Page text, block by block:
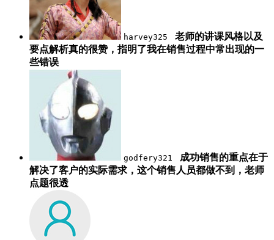
harvey325
老师的讲课风格以及
要点解析真的很赞，指明了我在销售过程中常出现的一
些错误
godfery321
成功销售的重点在于
解决了客户的实际需求，这个销售人员都做不到，老师
点题很透